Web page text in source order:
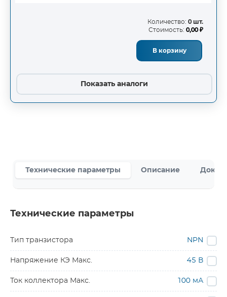
Количество: 0 шт.
Стоимость: 0,00 ₽
В корзину
Показать аналоги
Технические параметры Описание
Технические параметры
Тип транзистора NPN
Напряжение КЭ Макс. 45 В
Ток коллектора Макс. 100 мА